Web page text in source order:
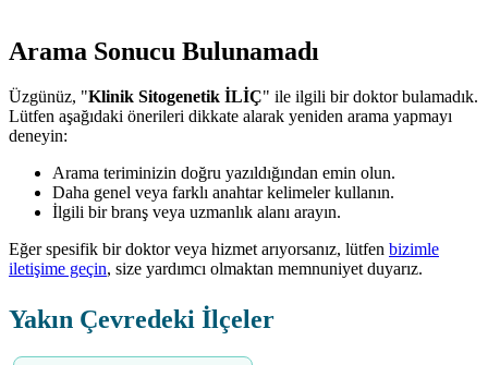
Arama Sonucu Bulunamadı
Üzgünüz, "Klinik Sitogenetik İLİÇ" ile ilgili bir doktor bulamadık.
Lütfen aşağıdaki önerileri dikkate alarak yeniden arama yapmayı
deneyin:
Arama teriminizin doğru yazıldığından emin olun.
Daha genel veya farklı anahtar kelimeler kullanın.
İlgili bir branş veya uzmanlık alanı arayın.
Eğer spesifik bir doktor veya hizmet arıyorsanız, lütfen bizimle
iletişime geçin, size yardımcı olmaktan memnuniyet duyarız.
Yakın Çevredeki İlçeler